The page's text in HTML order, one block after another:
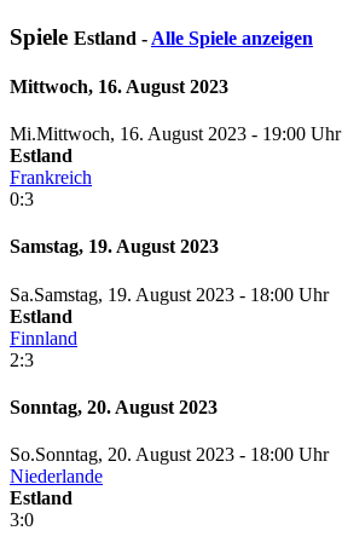
Spiele Estland - Alle Spiele anzeigen
Mittwoch, 16. August 2023
Mi.Mittwoch, 16. August 2023 - 19:00 Uhr
Estland
Frankreich
0:3
Samstag, 19. August 2023
Sa.Samstag, 19. August 2023 - 18:00 Uhr
Estland
Finnland
2:3
Sonntag, 20. August 2023
So.Sonntag, 20. August 2023 - 18:00 Uhr
Niederlande
Estland
3:0